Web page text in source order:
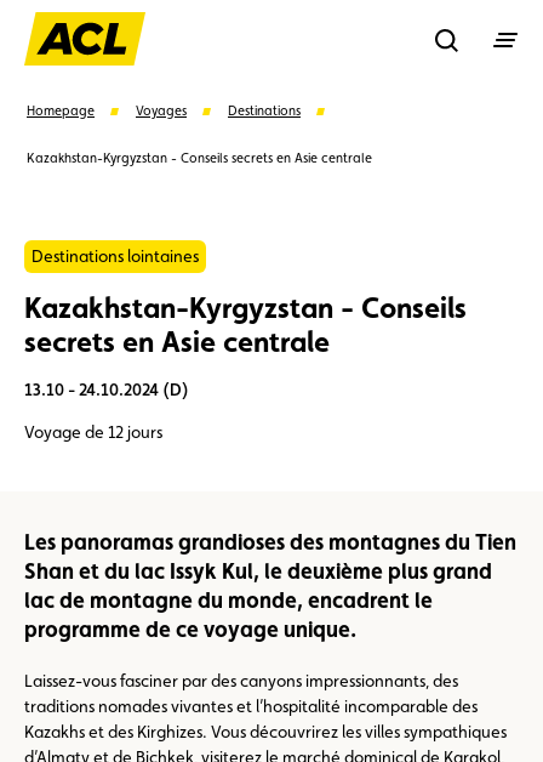
Rechercher
Suggestions
Avantages
Vignette Location
Homepage Voyages Destinations
Kazakhstan-Kyrgyzstan - Conseils secrets en Asie centrale
Destinations lointaines
Kazakhstan-Kyrgyzstan - Conseils
secrets en Asie centrale
13.10 - 24.10.2024 (D)
Voyage de 12 jours
Les panoramas grandioses des montagnes du Tien
Shan et du lac Issyk Kul, le deuxième plus grand
lac de montagne du monde, encadrent le
programme de ce voyage unique.
Laissez-vous fasciner par des canyons impressionnants, des
traditions nomades vivantes et l’hospitalité incomparable des
Kazakhs et des Kirghizes. Vous découvrirez les villes sympathiques
d’Almaty et de Bichkek, visiterez le marché dominical de Karakol,